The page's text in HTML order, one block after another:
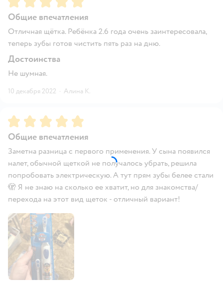
Общие впечатления
Отличная щётка. Ребёнка 2.6 года очень заинтересовала,
теперь зубы готов чистить пять раз на дню.
Достоинства
Не шумная.
10 декабря 2022 · Алина К.
Рейтинг:5
Общие впечатления
Заметна разница с первого применения. У сына появился
налет, обычной щеткой не получалось убрать, решила
попробовать электрическую. А тут прям зубы белее стали
🫣 Я не знаю на сколько ее хватит, но для знакомства/
перехода на этот вид щеток - отличный вариант!